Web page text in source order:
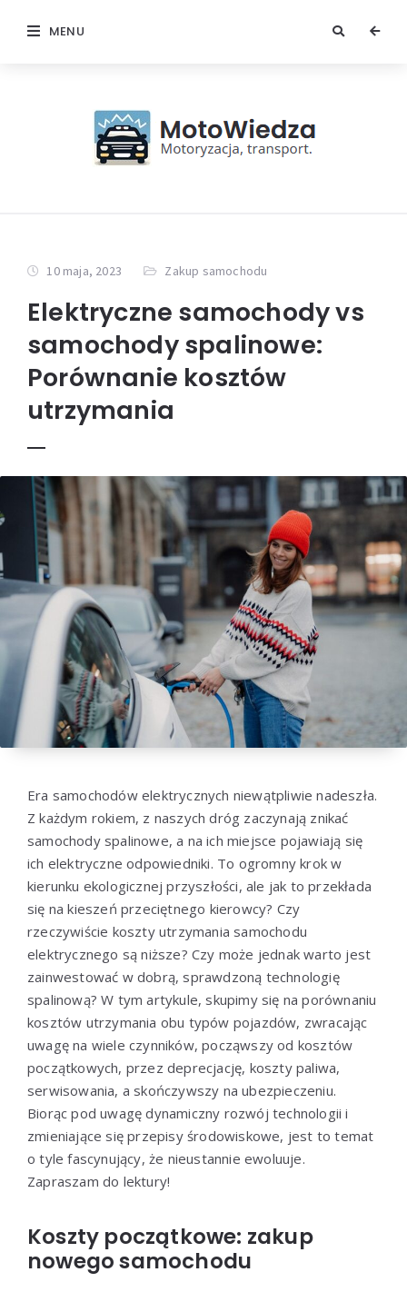
MENU
10 maja, 2023 Zakup samochodu
Elektryczne samochody vs
samochody spalinowe:
Porównanie kosztów
utrzymania
Era samochodów elektrycznych niewątpliwie nadeszła.
Z każdym rokiem, z naszych dróg zaczynają znikać
samochody spalinowe, a na ich miejsce pojawiają się
ich elektryczne odpowiedniki. To ogromny krok w
kierunku ekologicznej przyszłości, ale jak to przekłada
się na kieszeń przeciętnego kierowcy? Czy
rzeczywiście koszty utrzymania samochodu
elektrycznego są niższe? Czy może jednak warto jest
zainwestować w dobrą, sprawdzoną technologię
spalinową? W tym artykule, skupimy się na porównaniu
kosztów utrzymania obu typów pojazdów, zwracając
uwagę na wiele czynników, począwszy od kosztów
początkowych, przez deprecjację, koszty paliwa,
serwisowania, a skończywszy na ubezpieczeniu.
Biorąc pod uwagę dynamiczny rozwój technologii i
zmieniające się przepisy środowiskowe, jest to temat
o tyle fascynujący, że nieustannie ewoluuje.
Zapraszam do lektury!
Koszty początkowe: zakup
nowego samochodu